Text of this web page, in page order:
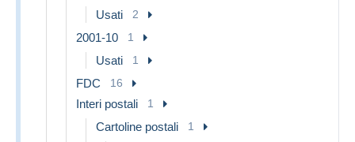
Usati 2
2001-10 1
Usati 1
FDC 16
Interi postali 1
Cartoline postali 1